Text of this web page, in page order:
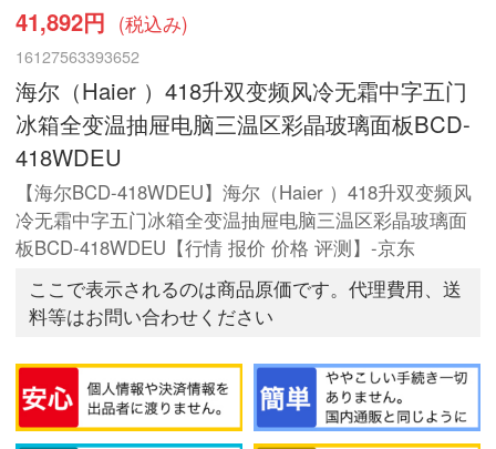
41,892円 (税込み)
16127563393652
海尔（Haier ）418升双变频风冷无霜中字五门
冰箱全变温抽屉电脑三温区彩晶玻璃面板BCD-
418WDEU
【海尔BCD-418WDEU】海尔（Haier ）418升双变频风
冷无霜中字五门冰箱全变温抽屉电脑三温区彩晶玻璃面
板BCD-418WDEU【行情 报价 价格 评测】-京东
ここで表示されるのは商品原価です。代理費用、送
料等はお問い合わせください